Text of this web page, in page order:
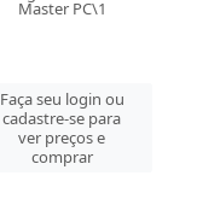
Master PC\1
Faça seu login ou
cadastre-se para
ver preços e
comprar